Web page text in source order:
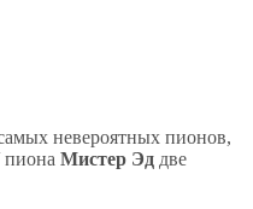
невероятных пионов,
пиона Мистер Эд две